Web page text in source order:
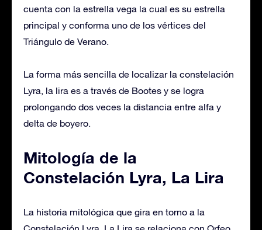
cuenta con la estrella vega la cual es su estrella
principal y conforma uno de los vértices del
Triángulo de Verano.
La forma más sencilla de localizar la constelación
Lyra, la lira es a través de Bootes y se logra
prolongando dos veces la distancia entre alfa y
delta de boyero.
Mitología de la
Constelación Lyra, La Lira
La historia mitológica que gira en torno a la